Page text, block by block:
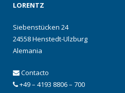
LORENTZ
Siebenstücken 24
24558 Henstedt-Ulzburg
Alemania
Contacto
+49 – 4193 8806 – 700